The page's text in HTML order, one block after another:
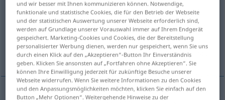
Übersicht aller Übersetzungen
(Für mehr Details die Übersetzung anklicken/antippen)
moliti, zahtijevati
und wir besser mit Ihnen kommunizieren können. Notwendige,
funktionale und statistische Cookies, die für den Betrieb der Webseite
und der statistischen Auswertung unserer Webseite erforderlich sind,
werden auf Grundlage unserer Vorauswahl immer auf Ihrem Endgerät
gespeichert. Marketing-Cookies und Cookies, die der Bereitstellung
personalisierter Werbung dienen, werden nur gespeichert, wenn Sie uns
durch einen Klick auf den „Akzeptieren“-Button Ihr Einverständnis
geben. Klicken Sie ansonsten auf „Fortfahren ohne Akzeptieren“. Sie
können Ihre Einwilligung jederzeit für zukünftige Besuche unserer
Webseite widerrufen. Wenn Sie weitere Informationen zu den Cookies
und den Anpassungsmöglichkeiten möchten, klicken Sie einfach auf den
Button „Mehr Optionen“. Weitergehende Hinweise zu der